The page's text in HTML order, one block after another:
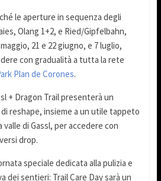
le aperture in sequenza degli
Olang 1+2, e Ried/Gipfelbahn,
21 e 22 giugno, e 7 luglio,
con gradualità a tutta la rete
Plan de Corones.
+ Dragon Trail presenterà un
reshape, insieme a un utile tappeto
di Gassl, per accedere con
drop.
speciale dedicata alla pulizia e
dei sentieri: Trail Care Day sarà un